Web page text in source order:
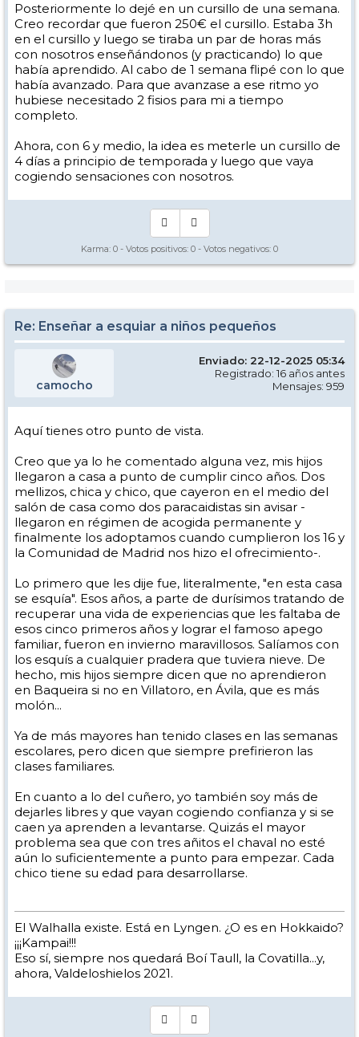
Posteriormente lo dejé en un cursillo de una semana.
Creo recordar que fueron 250€ el cursillo. Estaba 3h
en el cursillo y luego se tiraba un par de horas más
con nosotros enseñándonos (y practicando) lo que
había aprendido. Al cabo de 1 semana flipé con lo que
había avanzado. Para que avanzase a ese ritmo yo
hubiese necesitado 2 fisios para mi a tiempo
completo.
Ahora, con 6 y medio, la idea es meterle un cursillo de
4 días a principio de temporada y luego que vaya
cogiendo sensaciones con nosotros.
Karma: 0 - Votos positivos: 0 - Votos negativos: 0
Re: Enseñar a esquiar a niños pequeños
camocho
Enviado: 22-12-2025 05:34
Registrado: 16 años antes
Mensajes: 959
Aquí tienes otro punto de vista.
Creo que ya lo he comentado alguna vez, mis hijos
llegaron a casa a punto de cumplir cinco años. Dos
mellizos, chica y chico, que cayeron en el medio del
salón de casa como dos paracaidistas sin avisar -
llegaron en régimen de acogida permanente y
finalmente los adoptamos cuando cumplieron los 16 y
la Comunidad de Madrid nos hizo el ofrecimiento-.
Lo primero que les dije fue, literalmente, "en esta casa
se esquía". Esos años, a parte de durísimos tratando de
recuperar una vida de experiencias que les faltaba de
esos cinco primeros años y lograr el famoso apego
familiar, fueron en invierno maravillosos. Salíamos con
los esquís a cualquier pradera que tuviera nieve. De
hecho, mis hijos siempre dicen que no aprendieron
en Baqueira si no en Villatoro, en Ávila, que es más
molón...
Ya de más mayores han tenido clases en las semanas
escolares, pero dicen que siempre prefirieron las
clases familiares.
En cuanto a lo del cuñero, yo también soy más de
dejarles libres y que vayan cogiendo confianza y si se
caen ya aprenden a levantarse. Quizás el mayor
problema sea que con tres añitos el chaval no esté
aún lo suficientemente a punto para empezar. Cada
chico tiene su edad para desarrollarse.
El Walhalla existe. Está en Lyngen. ¿O es en Hokkaido?
¡¡¡Kampai!!!
Eso sí, siempre nos quedará Boí Taull, la Covatilla...y,
ahora, Valdeloshielos 2021.